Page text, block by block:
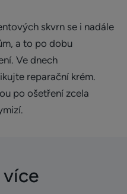
skvrn se i nadále
a to po dobu
Ve dnech
reparační krém.
po ošetření zcela